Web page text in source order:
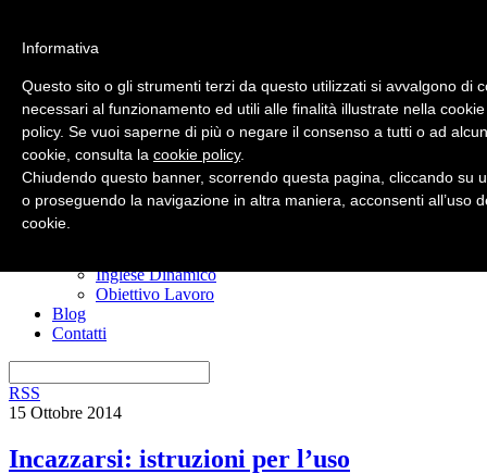
Home
Nuovo? Inizia qui
Risorse gratuite
Il manuale anti confusione
Inglese Dinamico
Obiettivo Lavoro
Blog
Contatti
RSS
15 Ottobre 2014
Incazzarsi: istruzioni per l’uso
Informativa
Questo sito o gli strumenti terzi da questo utilizzati si avvalgono di
necessari al funzionamento ed utili alle finalità illustrate nella cookie
policy. Se vuoi saperne di più o negare il consenso a tutti o ad
cookie, consulta la cookie policy.
Chiudendo questo banner, scorrendo questa pagina, cliccando su
o proseguendo la navigazione in altra maniera, acconsenti all’uso
cookie.